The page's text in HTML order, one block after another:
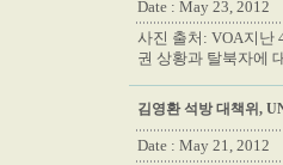
Date : May 23, 2012
사진 출처: VOA지난
권 상황과 탈북자에
김영환 석방 대책위,
Date : May 21, 2012